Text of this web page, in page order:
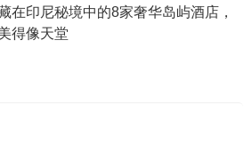
在印尼秘境中的8家奢华岛屿酒店，
得像天堂